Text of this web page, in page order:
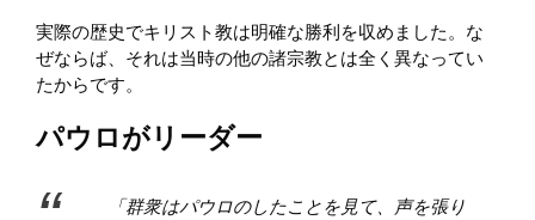
実際の歴史でキリスト教は明確な勝利を収めました。な
ぜならば、それは当時の他の諸宗教とは全く異なってい
たからです。
パウロがリーダー
「群衆はパウロのしたことを見て、声を張り